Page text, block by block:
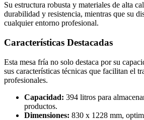
Su estructura robusta y materiales de alta
durabilidad y resistencia, mientras que su
cualquier entorno profesional.
Características Destacadas
Esta mesa fría no solo destaca por su
sus características técnicas que facilitan el
profesionales.
Capacidad: 394 litros para
productos.
Dimensiones: 830 x 1228 mm,